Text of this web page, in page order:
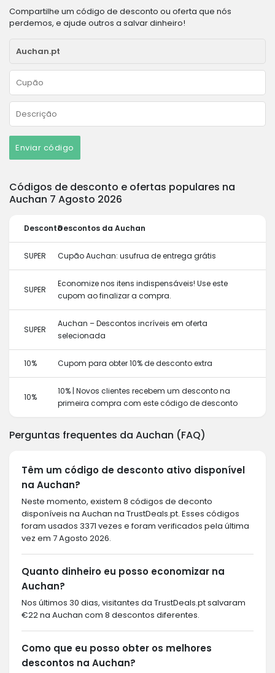
Compartilhe um código de desconto ou oferta que nós
perdemos, e ajude outros a salvar dinheiro!
Enviar código
Códigos de desconto e ofertas populares na
Auchan 7 Agosto 2026
DescontoDescontos da Auchan
SUPER Cupão Auchan: usufrua de entrega grátis
SUPER
Economize nos itens indispensáveis! Use este
cupom ao finalizar a compra.
SUPER
Auchan – Descontos incríveis em oferta
selecionada
10% Cupom para obter 10% de desconto extra
10%
10% | Novos clientes recebem um desconto na
primeira compra com este código de desconto
Perguntas frequentes da Auchan (FAQ)
Têm um código de desconto ativo disponível
na Auchan?
Neste momento, existem 8 códigos de deconto
disponíveis na Auchan na TrustDeals.pt. Esses códigos
foram usados 3371 vezes e foram verificados pela última
vez em 7 Agosto 2026.
Quanto dinheiro eu posso economizar na
Auchan?
Nos últimos 30 dias, visitantes da TrustDeals.pt salvaram
€22 na Auchan com 8 descontos diferentes.
Como que eu posso obter os melhores
descontos na Auchan?